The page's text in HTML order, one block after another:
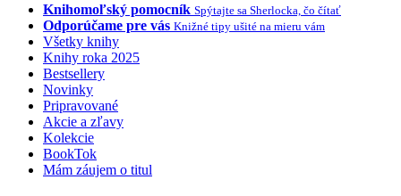
Knihomoľský pomocník Spýtajte sa Sherlocka, čo čítať
Odporúčame pre vás Knižné tipy ušité na mieru vám
Všetky knihy
Knihy roka 2025
Bestsellery
Novinky
Pripravované
Akcie a zľavy
Kolekcie
BookTok
Mám záujem o titul